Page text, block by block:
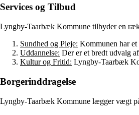
Services og Tilbud
Lyngby-Taarbæk Kommune tilbyder en
Sundhed og Pleje: Kommunen har
Uddannelse: Der er et bredt udvalg
Kultur og Fritid: Lyngby-Taarbæk
Borgerinddragelse
Lyngby-Taarbæk Kommune lægger vægt på